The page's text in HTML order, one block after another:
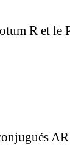
R et
AR